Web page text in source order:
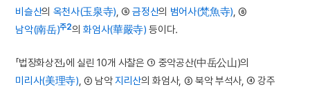
비슬산의 옥천사(玉泉寺) , ⑤금정산의 범어사(梵魚寺) , ⑥
남악(南岳)주2의화엄사(華嚴寺) 등이다.
「법장화상전」에 실린 10개 사찰은 ① 중악공산(中岳公山)의
미리사(美理寺) , ② 남악지리산의 화엄사, ③ 북악 부석사, ④ 강주